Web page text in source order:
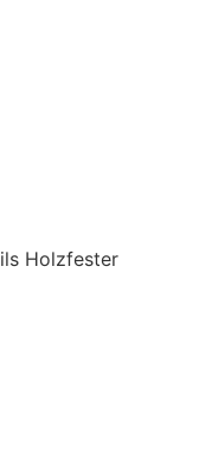
Holzfester